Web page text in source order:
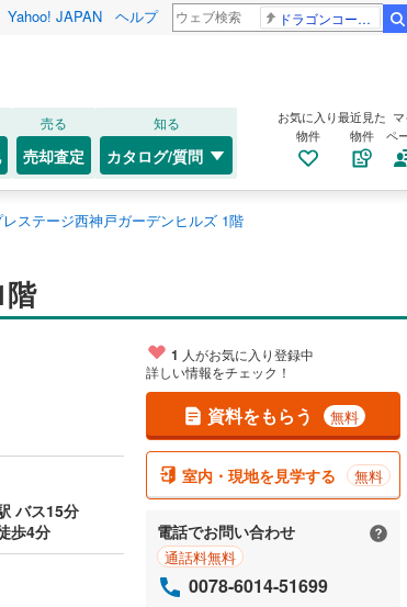
Yahoo! JAPAN ヘルプ ドラゴンコープス
売る
売却査定
知る
カタログ/質問
お気に入り
物件
最近見た
物件
マ
ペ
ステージ西神戸ガーデンヒルズ 1階
バス15分
歩4分
1 人がお気に入り登録中
詳しい情報をチェック！
資料をもらう 無料
室内・現地を見学する 無料
電話でお問い合わせ
通話料無料
0078-6014-51699